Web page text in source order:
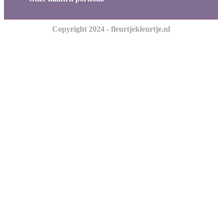
Copyright 2024 - fleurtjekleurtje.nl